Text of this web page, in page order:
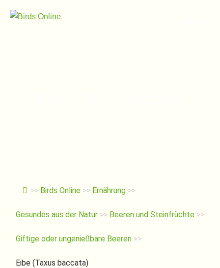
zum
>> Birds Online >> Ernährung >>
Gesundes aus der Natur >> Beeren und Steinfrüchte >>
Giftige oder ungenießbare Beeren >>
Eibe (Taxus baccata)